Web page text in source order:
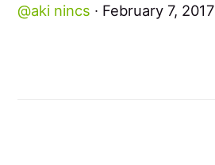
aki nincs February 7, 2017